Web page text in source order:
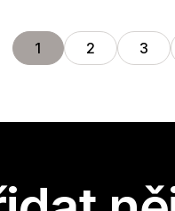
1 2 3